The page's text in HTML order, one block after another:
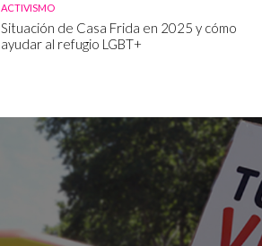
ACTIVISMO
Situación de Casa Frida en 2025 y cómo
ayudar al refugio LGBT+